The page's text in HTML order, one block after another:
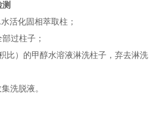
水活化固相萃取柱；
过柱子；
积比）的甲醇水溶液淋洗柱子，弃去淋洗
洗脱液。